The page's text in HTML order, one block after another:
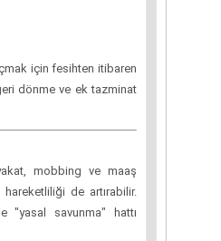
için fesihten itibaren
dönme ve ek tazminat
mobbing ve maaş
de artırabilir.
"yasal savunma" hattı